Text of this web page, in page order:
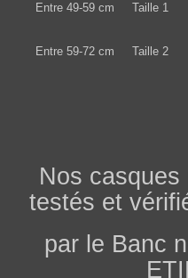
Entre 49-59 cm Taille 1
Entre 59-72 cm Taille 2
Nos
testés et
par le Banc